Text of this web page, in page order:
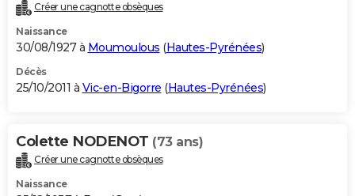
Créer une cagnotte obsèques
Naissance
30/08/1927 à Moumoulous (Hautes-Pyrénées)
Décès
25/10/2011 à Vic-en-Bigorre (Hautes-Pyrénées)
Colette NODENOT (73 ans)
Créer une cagnotte obsèques
Naissance